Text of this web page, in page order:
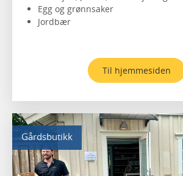
Egg og grønnsaker
Jordbær
Til hjemmesiden
Gårdsbutikk